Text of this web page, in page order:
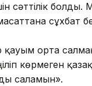
сәттілік
сұхбат
қауым орта
көрмеген
саламын».